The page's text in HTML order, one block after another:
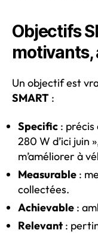
Objectifs
Un objectif est
SMART :
Specific : précis
280 W d’ici juin
m’améliorer à
Measurable :
collectées.
Achievable :
Relevant :